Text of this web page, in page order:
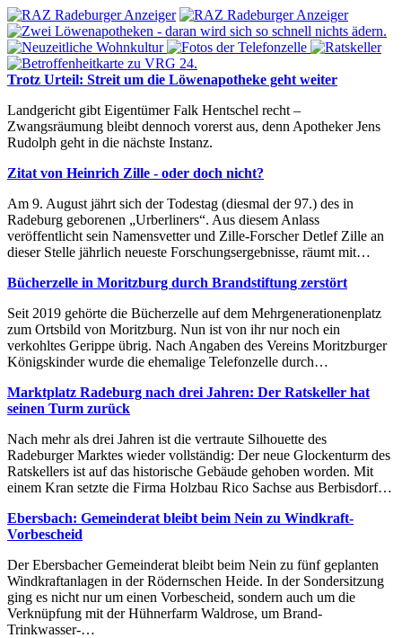
Trotz Urteil: Streit um die Löwenapotheke geht weiter
Landgericht gibt Eigentümer Falk Hentschel recht –
Zwangsräumung bleibt dennoch vorerst aus, denn Apotheker Jens
Rudolph geht in die nächste Instanz.
Zitat von Heinrich Zille - oder doch nicht?
Am 9. August jährt sich der Todestag (diesmal der 97.) des in
Radeburg geborenen „Urberliners“. Aus diesem Anlass
veröffentlicht sein Namensvetter und Zille-Forscher Detlef Zille an
dieser Stelle jährlich neueste Forschungsergebnisse, räumt mit…
Bücherzelle in Moritzburg durch Brandstiftung zerstört
Seit 2019 gehörte die Bücherzelle auf dem Mehrgenerationenplatz
zum Ortsbild von Moritzburg. Nun ist von ihr nur noch ein
verkohltes Gerippe übrig. Nach Angaben des Vereins Moritzburger
Königskinder wurde die ehemalige Telefonzelle durch…
Marktplatz Radeburg nach drei Jahren: Der Ratskeller hat
seinen Turm zurück
Nach mehr als drei Jahren ist die vertraute Silhouette des
Radeburger Marktes wieder vollständig: Der neue Glockenturm des
Ratskellers ist auf das historische Gebäude gehoben worden. Mit
einem Kran setzte die Firma Holzbau Rico Sachse aus Berbisdorf…
Ebersbach: Gemeinderat bleibt beim Nein zu Windkraft-
Vorbescheid
Der Ebersbacher Gemeinderat bleibt beim Nein zu fünf geplanten
Windkraftanlagen in der Rödernschen Heide. In der Sondersitzung
ging es nicht nur um einen Vorbescheid, sondern auch um die
Verknüpfung mit der Hühnerfarm Waldrose, um Brand-
Trinkwasser-…